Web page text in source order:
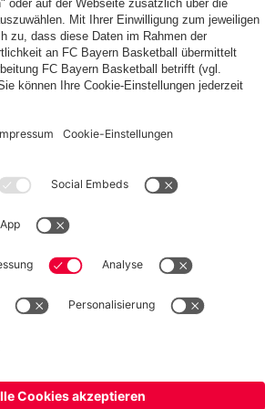
FC Bayern Tours
Bayern München AG
Hinweisgebersystem
Kontakt
kündigen
Cookie-Einstellungen